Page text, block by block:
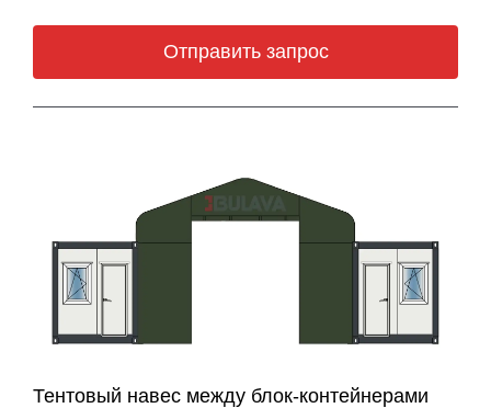
Отправить запрос
Тентовый навес между блок-контейнерами